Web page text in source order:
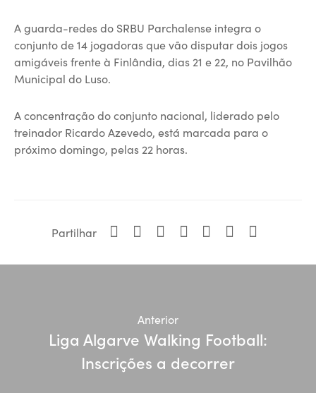
A guarda-redes do SRBU Parchalense integra o
conjunto de 14 jogadoras que vão disputar dois jogos
amigáveis frente à Finlândia, dias 21 e 22, no Pavilhão
Municipal do Luso.
A concentração do conjunto nacional, liderado pelo
treinador Ricardo Azevedo, está marcada para o
próximo domingo, pelas 22 horas.
Partilhar
Anterior
Liga Algarve Walking Football:
Inscrições a decorrer